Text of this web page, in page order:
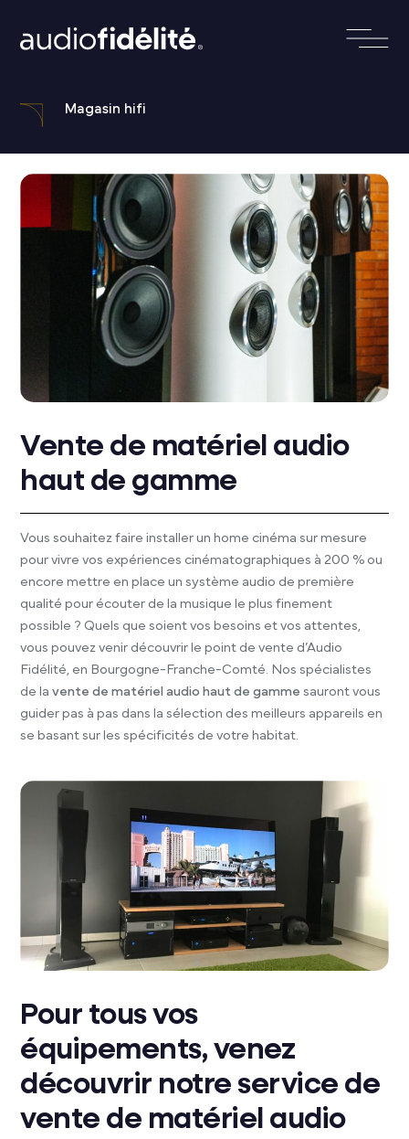
Magasin hifi
Vente de matériel audio
haut de gamme
Vous souhaitez faire installer un home cinéma sur mesure
pour vivre vos expériences cinématographiques à 200 % ou
encore mettre en place un système audio de première
qualité pour écouter de la musique le plus finement
possible ? Quels que soient vos besoins et vos attentes,
vous pouvez venir découvrir le point de vente d’Audio
Fidélité, en Bourgogne-Franche-Comté. Nos spécialistes
de lavente de matériel audio haut de gamme sauront vous
guider pas à pas dans la sélection des meilleurs appareils en
se basant sur les spécificités de votre habitat.
Pour tous vos
équipements, venez
découvrir notre service de
vente de matériel audio